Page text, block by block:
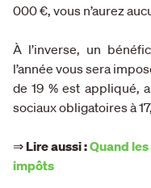
000 €, vous n’aurez
À l’inverse, un
l’année vous sera
de 19 % est appliqué,
sociaux obligatoires à
⇒ Lire aussi :Quand
impôts